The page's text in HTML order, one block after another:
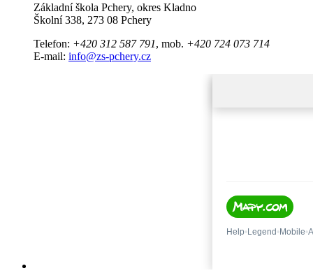
Základní škola Pchery, okres Kladno
Školní 338, 273 08 Pchery
Telefon: +420 312 587 791, mob. +420 724 073 714
E-mail: info@zs-pchery.cz